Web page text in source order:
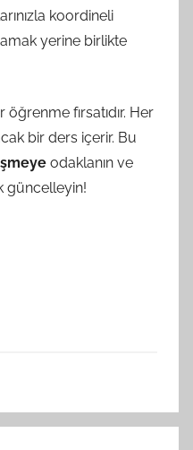
koordineli
yerine birlikte
fırsatıdır. Her
bir ders içerir. Bu
odaklanın ve
güncelleyin!